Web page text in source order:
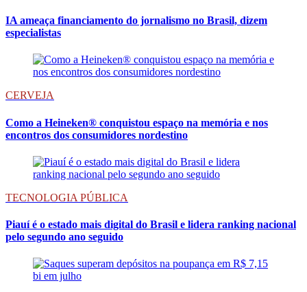
IA ameaça financiamento do jornalismo no Brasil, dizem
especialistas
CERVEJA
Como a Heineken® conquistou espaço na memória e nos
encontros dos consumidores nordestino
TECNOLOGIA PÚBLICA
Piauí é o estado mais digital do Brasil e lidera ranking nacional
pelo segundo ano seguido